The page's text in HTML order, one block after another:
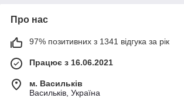
Про нас
97% позитивних з 1341 відгука за рік
Працює з 16.06.2021
м. Васильків
Васильків, Україна